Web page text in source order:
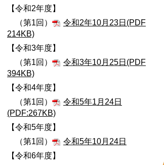
【令和2年度】
（第1回）
令和2年10月23日(PDF
214KB)
【令和3年度】
（第1回）
令和3年10月25日(PDF
394KB)
【令和4年度】
（第1回）
令和5年1月24日
(PDF:267KB)
【令和5年度】
（第1回）
令和5年10月24日
【令和6年度】